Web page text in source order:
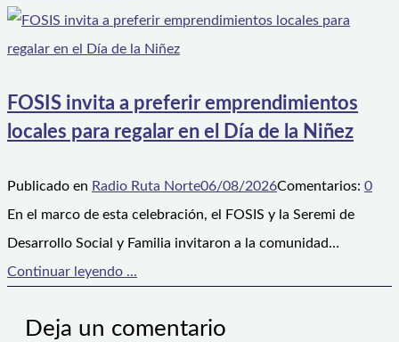
FOSIS invita a preferir emprendimientos
locales para regalar en el Día de la Niñez
Publicado en Radio Ruta Norte06/08/2026Comentarios: 0
En el marco de esta celebración, el FOSIS y la Seremi de
Desarrollo Social y Familia invitaron a la comunidad…
Continuar leyendo ...
Deja un comentario